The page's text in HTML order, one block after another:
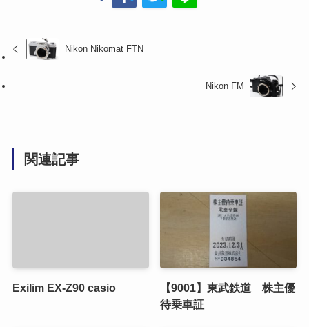
Nikon Nikomat FTN
Nikon FM
関連記事
Exilim EX-Z90 casio
【9001】東武鉄道 株主優
待乗車証